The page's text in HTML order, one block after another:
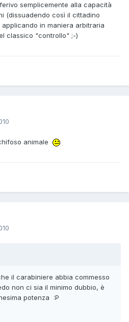
semplicemente alla capacità
(dissuadendo così il cittadino
in maniera arbitraria
classico "controllo" ;-)
animale
il carabiniere abbia commesso
non ci sia il minimo dubbio, è
potenza :P